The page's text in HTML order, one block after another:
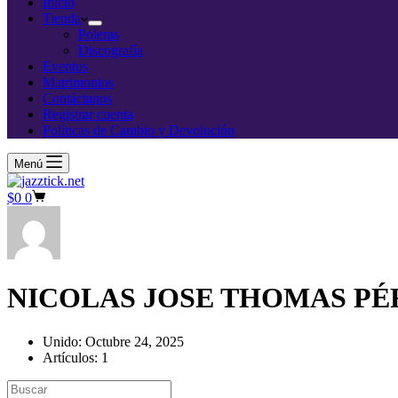
Tienda
Poleras
Discografía
Eventos
Matrimonios
Contáctanos
Registrar cuenta
Políticas de Cambio y Devolución
Menú
Carro
compra
$0 0
NICOLAS JOSE THOMAS
Unido: Octubre 24, 2025
Artículos: 1